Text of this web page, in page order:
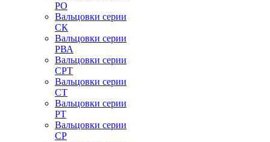
РО
Вальцовки серии
СК
Вальцовки серии
РВА
Вальцовки серии
СРТ
Вальцовки серии
СТ
Вальцовки серии
РТ
Вальцовки серии
СР